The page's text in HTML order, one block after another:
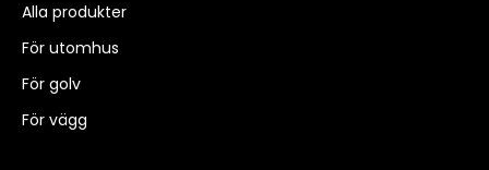
Alla produkter
För utomhus
För golv
För vägg